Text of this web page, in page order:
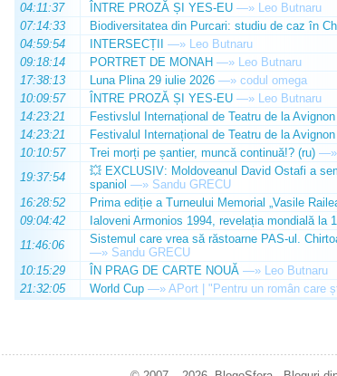
04:11:37
ÎNTRE PROZĂ ȘI YES-EU —» Leo Butnaru
07:14:33
Biodiversitatea din Purcari: studiu de caz în
04:59:54
INTERSECȚII —» Leo Butnaru
09:18:14
PORTRET DE MONAH —» Leo Butnaru
17:38:13
Luna Plina 29 iulie 2026 —» codul omega
10:09:57
ÎNTRE PROZĂ ȘI YES-EU —» Leo Butnaru
14:23:21
Festivslul Internațional de Teatru de la Avignon
14:23:21
Festivalul Internațional de Teatru de la Avignon
10:10:57
Trei morți pe șantier, muncă continuă!? (ru) —»
19:37:54
💥 EXCLUSIV: Moldoveanul David Ostafi a
spaniol —» Sandu GRECU
16:28:52
Prima ediție a Turneului Memorial „Vasile
09:04:42
Ialoveni Armonios 1994, revelația mondială la
11:46:06
Sistemul care vrea să răstoarne PAS-ul.
—» Sandu GRECU
10:15:29
ÎN PRAG DE CARTE NOUĂ —» Leo Butnaru
21:32:05
World Cup —» APort | "Pentru un român care